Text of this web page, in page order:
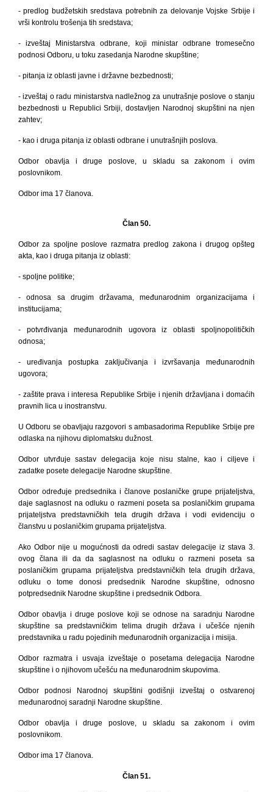
- predlog budžetskih sredstava potrebnih za delovanje Vojske Srbije i
vrši kontrolu trošenja tih sredstava;
- izveštaj Ministarstva odbrane, koji ministar odbrane tromesečno
podnosi Odboru, u toku zasedanja Narodne skupštine;
- pitanja iz oblasti javne i državne bezbednosti;
- izveštaj o radu ministarstva nadležnog za unutrašnje poslove o stanju
bezbednosti u Republici Srbiji, dostavljen Narodnoj skupštini na njen
zahtev;
- kao i druga pitanja iz oblasti odbrane i unutrašnjih poslova.
Odbor obavlja i druge poslove, u skladu sa zakonom i ovim
poslovnikom.
Odbor ima 17 članova.
Član 50.
Odbor za spoljne poslove razmatra predlog zakona i drugog opšteg
akta, kao i druga pitanja iz oblasti:
- spoljne politike;
- odnosa sa drugim državama, međunarodnim organizacijama i
institucijama;
- potvrđivanja međunarodnih ugovora iz oblasti spoljnopolitičkih
odnosa;
- uređivanja postupka zaključivanja i izvršavanja međunarodnih
ugovora;
- zaštite prava i interesa Republike Srbije i njenih državljana i domaćih
pravnih lica u inostranstvu.
U Odboru se obavljaju razgovori s ambasadorima Republike Srbije pre
odlaska na njihovu diplomatsku dužnost.
Odbor utvrđuje sastav delegacija koje nisu stalne, kao i ciljeve i
zadatke posete delegacije Narodne skupštine.
Odbor određuje predsednika i članove poslaničke grupe prijateljstva,
daje saglasnost na odluku o razmeni poseta sa poslaničkim grupama
prijateljstva predstavničkih tela drugih država i vodi evidenciju o
članstvu u poslaničkim grupama prijateljstva.
Ako Odbor nije u mogućnosti da odredi sastav delegacije iz stava 3.
ovog člana ili da da saglasnost na odluku o razmeni poseta sa
poslaničkim grupama prijateljstva predstavničkih tela drugih država,
odluku o tome donosi predsednik Narodne skupštine, odnosno
potpredsednik Narodne skupštine i predsednik Odbora.
Odbor obavlja i druge poslove koji se odnose na saradnju Narodne
skupštine sa predstavničkim telima drugih država i učešće njenih
predstavnika u radu pojedinih međunarodnih organizacija i misija.
Odbor razmatra i usvaja izveštaje o posetama delegacija Narodne
skupštine i o njihovom učešću na međunarodnim skupovima.
Odbor podnosi Narodnoj skupštini godišnji izveštaj o ostvarenoj
međunarodnoj saradnji Narodne skupštine.
Odbor obavlja i druge poslove, u skladu sa zakonom i ovim
poslovnikom.
Odbor ima 17 članova.
Član 51.